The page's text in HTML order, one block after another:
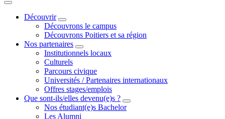
Découvrir
Découvrons le campus
Découvrons Poitiers et sa région
Nos partenaires
Institutionnels locaux
Culturels
Parcours civique
Universités / Partenaires internationaux
Offres stages/emplois
Que sont-ils/elles devenu(e)s ?
Nos étudiant(e)s Bachelor
Les Alumni